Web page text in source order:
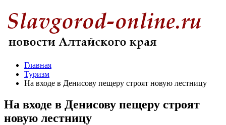
Главная
Туризм
На входе в Денисову пещеру строят новую лестницу
На входе в Денисову пещеру строят
новую лестницу